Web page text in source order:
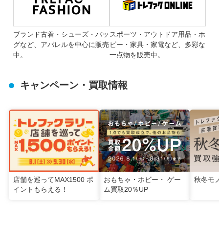
ブランド古着・シューズ・バッ
グなど、アパレルを中心に販売
中。
スポーツ・アウトドア用品・ホ
ビー・家具・家電など、多彩な
一点物を販売中。
キャンペーン・買取情報
店舗を巡ってMAX1500 ポ
イントもらえる！
おもちゃ・ホビー・ ゲー
ム買取20％UP
秋冬モ